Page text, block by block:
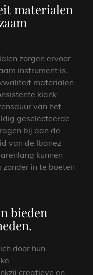
materialen
zorgen ervoor
instrument is.
materialen
klank
van het
geselecteerde
bij aan de
van de Ibanez
kunnen
in te boeten
bieden
door hun
creatieve en